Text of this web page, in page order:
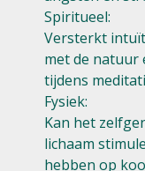
Spiritueel:
Versterkt
met de natuur
tijdens
Fysiek:
Kan het
lichaam
hebben op